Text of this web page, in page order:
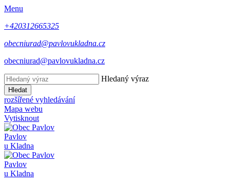
Menu
+420312665325
obecniurad@pavlovukladna.cz
obecniurad@pavlovukladna.cz
Hledaný výraz
Hledat
rozšířené vyhledávání
Mapa webu
Vytisknout
Pavlov
u Kladna
Pavlov
u Kladna